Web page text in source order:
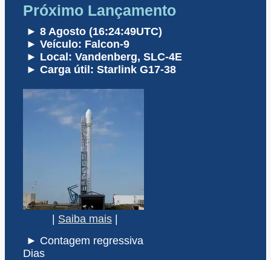
Próximo Lançamento
► 8 Agosto (16:24:49UTC)
► Veículo: Falcon-9
► Local: Vandenberg, SLC-4E
► Carga útil: Starlink G17-38
Saiba mais
► Contagem regressiva
Dias